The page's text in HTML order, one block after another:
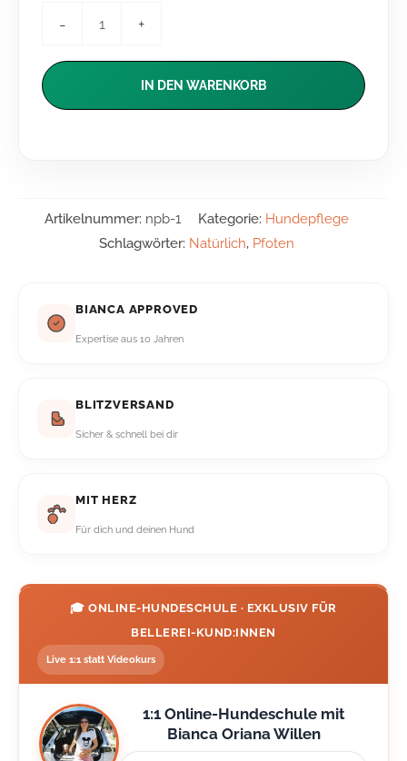
- +
IN DEN WARENKORB
Artikelnummer: npb-1 Kategorie: Hundepflege
Schlagwörter: Natürlich, Pfoten
BIANCA APPROVED
Expertise aus 10 Jahren
BLITZVERSAND
Sicher & schnell bei dir
MIT HERZ
Für dich und deinen Hund
🎓 ONLINE-HUNDESCHULE · EXKLUSIV FÜR
BELLEREI-KUND:INNEN
Live 1:1 statt Videokurs
1:1 Online-Hundeschule mit
Bianca Oriana Willen